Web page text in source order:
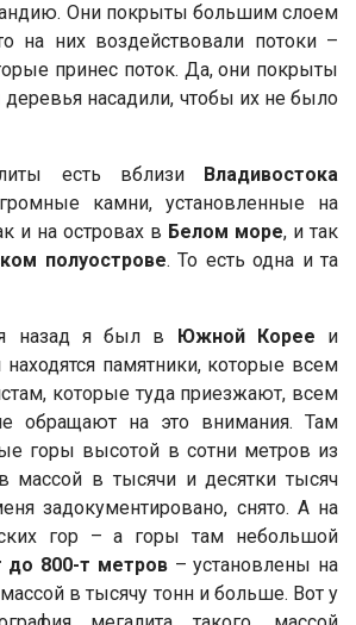
Они покрыты большим слоем
на них воздействовали потоки –
принес поток. Да, они покрыты
насадили, чтобы их не было
есть вблизи Владивостока
камни, установленные на
и на островах в Белом море, и так
полуострове. То есть одна и та
назад я был в Южной Корее и
находятся памятники, которые всем
которые туда приезжают, всем
обращают на это внимания. Там
горы высотой в сотни метров из
массой в тысячи и десятки тысяч
задокументировано, снято. А на
гор – а горы там небольшой
до 800-т метров– установлены на
в тысячу тонн и больше. Вот у